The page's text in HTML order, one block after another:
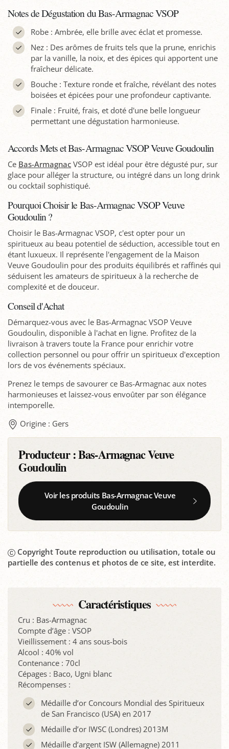
Notes de Dégustation du Bas-Armagnac VSOP
Robe : Ambrée, elle brille avec éclat et promesse.
Nez : Des arômes de fruits tels que la prune, enrichis
par la vanille, la noix, et des épices qui apportent une
fraîcheur délicate.
Bouche : Texture ronde et fraîche, révélant des notes
boisées et épicées pour une profondeur captivante.
Finale : Fruité, frais, et doté d'une belle longueur
permettant une dégustation harmonieuse.
Accords Mets et Bas-Armagnac VSOP Veuve Goudoulin
Ce Bas-Armagnac VSOP est idéal pour être dégusté pur, sur
glace pour alléger la structure, ou intégré dans un long drink
ou cocktail sophistiqué.
Pourquoi Choisir le Bas-Armagnac VSOP Veuve
Goudoulin ?
Choisir le Bas-Armagnac VSOP, c'est opter pour un
spiritueux au beau potentiel de séduction, accessible tout en
étant luxueux. Il représente l'engagement de la Maison
Veuve Goudoulin pour des produits équilibrés et raffinés qui
séduisent les amateurs de spiritueux à la recherche de
complexité et de douceur.
Conseil d'Achat
Démarquez-vous avec le Bas-Armagnac VSOP Veuve
Goudoulin, disponible à l'achat en ligne. Profitez de la
livraison à travers toute la France pour enrichir votre
collection personnel ou pour offrir un spiritueux d'exception
lors de vos événements spéciaux.
Prenez le temps de savourer ce Bas-Armagnac aux notes
harmonieuses et laissez-vous envoûter par son élégance
intemporelle.
Origine : Gers
Producteur :Bas-Armagnac Veuve
Goudoulin
Voir les produits Bas-Armagnac Veuve
Goudoulin
Copyright Toute reproduction ou utilisation, totale ou
partielle des contenus et photos de ce site, est interdite.
Caractéristiques
Cru : Bas-Armagnac
Compte d’âge : VSOP
Vieillissement : 4 ans sous-bois
Alcool : 40% vol
Contenance : 70cl
Cépages : Baco, Ugni blanc
Récompenses :
Médaille d’or Concours Mondial des Spiritueux
de San Francisco (USA) en 2017
Médaille d’or IWSC (Londres) 2013M
Médaille d’argent ISW (Allemagne) 2011